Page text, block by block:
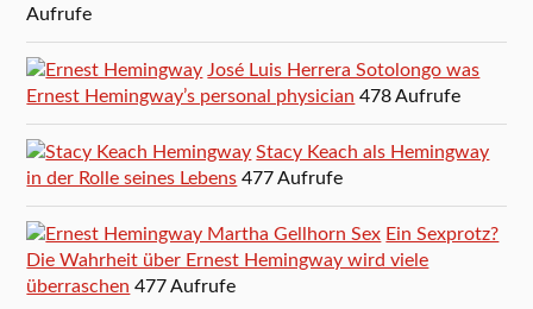
Aufrufe
José Luis Herrera Sotolongo was
Ernest Hemingway’s personal physician 478 Aufrufe
Stacy Keach als Hemingway
in der Rolle seines Lebens 477 Aufrufe
Ein Sexprotz?
Die Wahrheit über Ernest Hemingway wird viele
überraschen 477 Aufrufe